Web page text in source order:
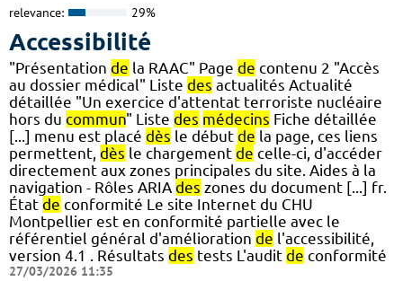
relevance: 29%
Accessibilité
"Présentation de la RAAC" Page de contenu 2 "Accès
au dossier médical" Liste des actualités Actualité
détaillée "Un exercice d'attentat terroriste nucléaire
hors du commun" Liste des médecins Fiche détaillée
[...] menu est placé dès le début de la page, ces liens
permettent, dès le chargement de celle-ci, d'accéder
directement aux zones principales du site. Aides à la
navigation - Rôles ARIA des zones du document [...] fr.
État de conformité Le site Internet du CHU
Montpellier est en conformité partielle avec le
référentiel général d'amélioration de l'accessibilité,
version 4.1 . Résultats des tests L'audit de conformité
27/03/2026 11:35